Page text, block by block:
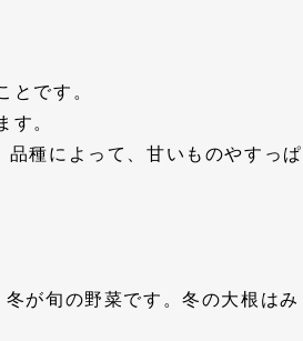
とです。
す。
種によって、甘いものやすっぱ
が旬の野菜です。冬の大根はみ